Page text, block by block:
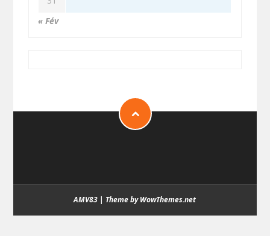
« Fév
AMV83 | Theme by WowThemes.net